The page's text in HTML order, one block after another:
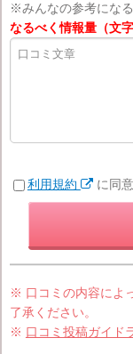
※みんなの参考にな
なるべく情報量（文
利用規約 に同
※ 口コミの内容によ
了承ください。
※ 口コミ投稿ガイド